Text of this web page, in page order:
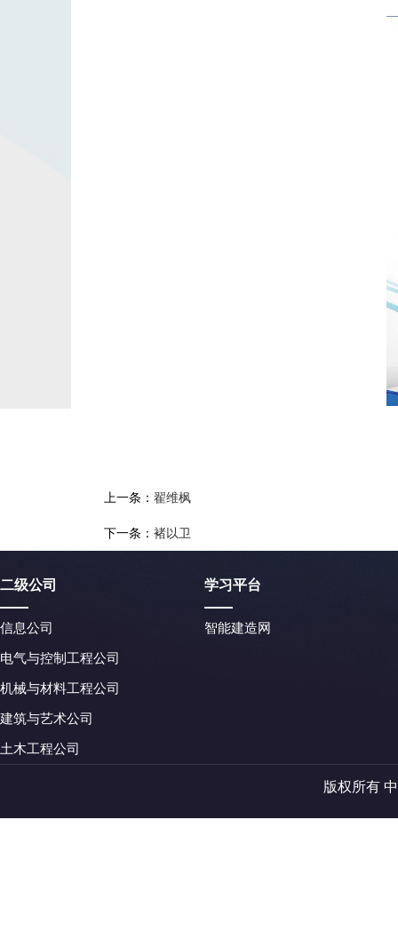
上一条：翟维枫
下一条：褚以卫
二级公司
信息公司
电气与控制工程公司
机械与材料工程公司
建筑与艺术公司
土木工程公司
学习平台
智能建造网
版权所有